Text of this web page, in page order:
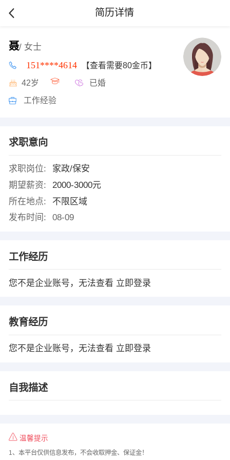
简历详情
聂/ 女士
151****4614 【查看需要80金币】
42岁 已婚
工作经验
求职意向
求职岗位:
家政/保安
期望薪资:
2000-3000元
所在地点:
不限区域
发布时间:
08-09
工作经历
您不是企业账号，无法查看 立即登录
教育经历
您不是企业账号，无法查看 立即登录
自我描述
温馨提示
1、本平台仅供信息发布，不会收取押金、保证金！